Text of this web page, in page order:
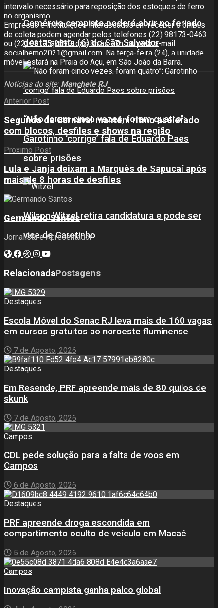
Comércio campista poderá abrir no feriado
desta quinta (6) do São Salvador
“Não foram cinco vezes, foram quatro”:
Garotinho ‘corrige’ fala de Eduardo Paes
sobre prisões
Wilson Witzel retira candidatura e pode ser
vice de Garotinho
intervalo necessário para reposição dos estoques de ferro
no organismo.
Empresas e instituições interessadas em receber o ônibus
de coleta podem agendar pelos telefones (22) 98173-0463
ou (22) 98175-2599, das 8h às 17h, ou pelo e-mail
socialhemo2021@gmail.com. Na terça-feira (24), a unidade
móvel estará na Praia do Açu, em São João da Barra.
Notícias do site: Manchete RJ
Anterior Post
Segunda de Carnaval mantém ritmo acelerado
com blocos, desfiles e shows na região
Proximo Post
Lula e Janja deixam a Marquês de Sapucaí após
mais de 8 horas de desfiles
Germando Santos
Jornalista e Apresentador
RelacionadaPostagens
Destaques
Escola Móvel do Senac RJ leva mais de 160 vagas
em cursos gratuitos ao noroeste fluminense
7 de Agosto, 2026
Destaques
Em Resende, PRF apreende mais de 80 quilos de
skunk
7 de Agosto, 2026
Campos
CDL pede solução para a falta de voos em
Campos
6 de Agosto, 2026
Destaques
PRF apreende droga escondida em
compartimento oculto de veículo em Macaé
5 de Agosto, 2026
Campos
Inovação campista ganha palco global